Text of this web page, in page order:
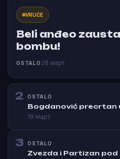
VRUĆE
Beli anđeo
bombu!
OSTALO 28 март
2 OSTALO
Bogdanović precrtan
18 март
3 OSTALO
Zvezda i Partizan pod